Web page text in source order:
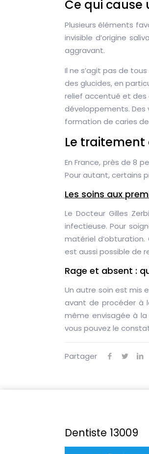
Ce qui cause
Plusieurs éléments
invisible d’origine
aggravant.
Il ne s’agit pas de
des glucides, en
relief accentué et des
développements. Des
formation de caries
Le traitement
En France, près de 8
Pour autant, certains
Les soins aux
Le Docteur Gilles
infectieuse. Pour
matériel
est aussi possible de
Rage et absent :
Un autre soin est mis
avant de procéder à
même envisagée à
vous pouvez le
Partager
Dentiste 13009